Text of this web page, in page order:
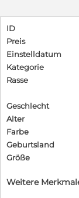
ID
Preis
Einstelldatum
Kategorie
Rasse
Geschlecht
Alter
Farbe
Geburtsland
Größe
Weitere